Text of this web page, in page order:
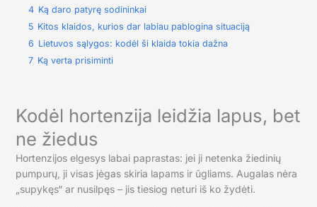
4 Ką daro patyrę sodininkai
5 Kitos klaidos, kurios dar labiau pablogina situaciją
6 Lietuvos sąlygos: kodėl ši klaida tokia dažna
7 Ką verta prisiminti
Kodėl hortenzija leidžia lapus, bet
ne žiedus
Hortenzijos elgesys labai paprastas: jei ji netenka žiedinių
pumpurų, ji visas jėgas skiria lapams ir ūgliams. Augalas nėra
„supykęs“ ar nusilpęs – jis tiesiog neturi iš ko žydėti.